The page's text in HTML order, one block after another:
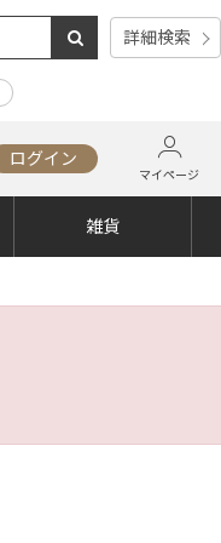
詳細検索
ログイン
マイページ
雑貨